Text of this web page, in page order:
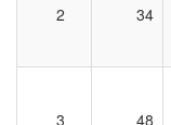
2 34
3 48